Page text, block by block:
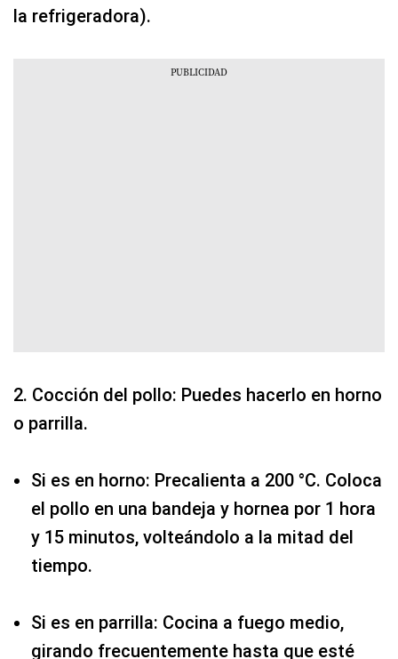
la refrigeradora).
2. Cocción del pollo: Puedes hacerlo en horno
o parrilla.
Si es en horno: Precalienta a 200 °C. Coloca
el pollo en una bandeja y hornea por 1 hora
y 15 minutos, volteándolo a la mitad del
tiempo.
Si es en parrilla: Cocina a fuego medio,
girando frecuentemente hasta que esté